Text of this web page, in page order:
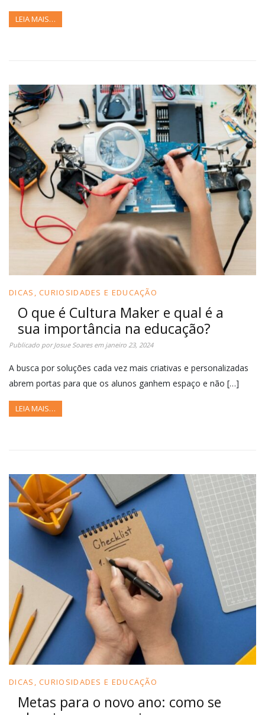
LEIA MAIS…
DICAS, CURIOSIDADES E EDUCAÇÃO
O que é Cultura Maker e qual é a
sua importância na educação?
Publicado porJosue Soaresem janeiro 23, 2024
A busca por soluções cada vez mais criativas e personalizadas
abrem portas para que os alunos ganhem espaço e não […]
LEIA MAIS…
DICAS, CURIOSIDADES E EDUCAÇÃO
Metas para o novo ano: como se